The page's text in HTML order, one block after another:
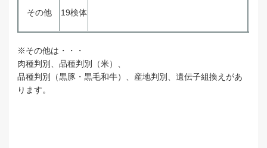
その他 19検体
※その他は・・・
肉種判別、品種判別（米）、
品種判別（黒豚・黒毛和牛）、産地判別、遺伝子組換えがあ
ります。